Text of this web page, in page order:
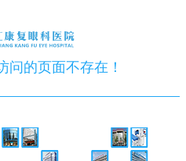
的页面不存在！